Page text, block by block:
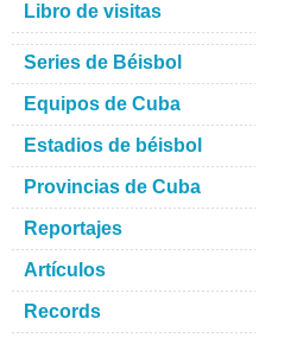
Libro de visitas
Series de Béisbol
Equipos de Cuba
Estadios de béisbol
Provincias de Cuba
Reportajes
Artículos
Records